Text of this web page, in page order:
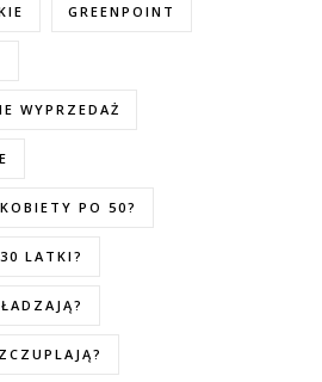
GREENPOINT
WYPRZEDAŻ
PO 50?
LATKI?